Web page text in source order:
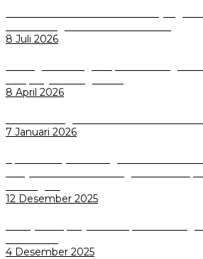
8 Juli 2026
8 April 2026
7 Januari 2026
12 Desember 2025
4 Desember 2025